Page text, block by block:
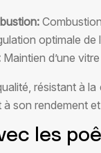
optimale
Maintien d’une
résistant
son rendement
les